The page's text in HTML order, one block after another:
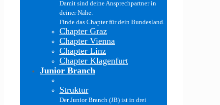
Damit sind deine Ansprechpartner in
deiner Nähe.
Finde das Chapter für dein Bundesland.
Chapter Graz
Chapter Vienna
Chapter Linz
Chapter Klagenfurt
Junior Branch
Struktur
Der Junior Branch (JB) ist in drei